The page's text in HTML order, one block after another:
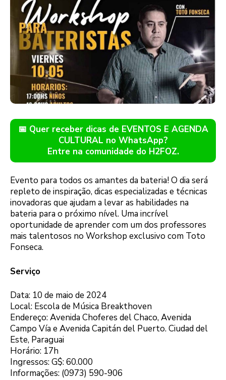
📅 Quer receber dicas de EVENTOS E AGENDA
CULTURAL no WhatsApp?
Entre na comunidade do H2FOZ.
Evento para todos os amantes da bateria! O dia será
repleto de inspiração, dicas especializadas e técnicas
inovadoras que ajudam a levar as habilidades na
bateria para o próximo nível. Uma incrível
oportunidade de aprender com um dos professores
mais talentosos no Workshop exclusivo com Toto
Fonseca.
Serviço
Data: 10 de maio de 2024
Local: Escola de Música Breakthoven
Endereço: Avenida Choferes del Chaco, Avenida
Campo Vía e Avenida Capitán del Puerto. Ciudad del
Este, Paraguai
Horário: 17h
Ingressos: G$: 60.000
Informações: (0973) 590-906